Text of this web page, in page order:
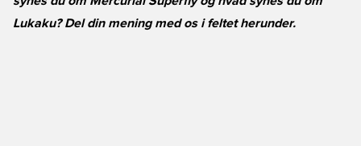
Lukaku? Del din mening med os i feltet herunder.